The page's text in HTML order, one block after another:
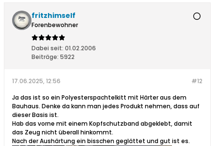
fritzhimself
Forenbewohner
Dabei seit: 01.02.2006
Beiträge: 5922
#12
17.06.2025, 12:56
Ja das ist so ein Polyesterspachtelkitt mit Härter aus dem
Bauhaus. Denke da kann man jedes Produkt nehmen, dass auf
dieser Basis ist.
Hab das vorne mit einem Kopfschutzband abgeklebt, damit
das Zeug nicht überall hinkommt.
Nach der Aushärtung ein bisschen geglättet und gut ist es.